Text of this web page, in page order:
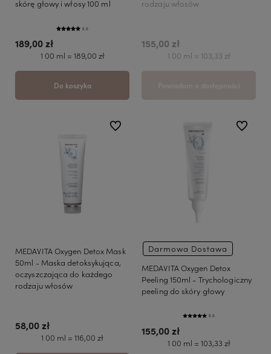
skórę głowy i włosy 100 ml
5.0
189,00 zł
1 00 ml = 189,00 zł
Do koszyka
rodzaju włosów
155,00 zł
1 00 ml = 103,33 zł
MEDAVITA Oxygen Detox Mask
50ml - Maska detoksykująca,
oczyszczająca do każdego
rodzaju włosów
58,00 zł
1 00 ml = 116,00 zł
do ulubionych
Darmowa Dostawa
MEDAVITA Oxygen Detox
Peeling 150ml - Trychologiczny
peeling do skóry głowy
5.0
155,00 zł
1 00 ml = 103,33 zł
do